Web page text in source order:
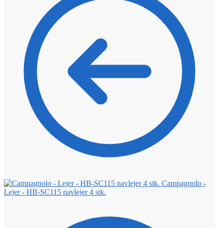
Campagnolo -
Lejer - HB-SC115 navlejer 4 stk.